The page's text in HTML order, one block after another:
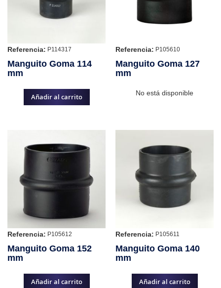
Referencia: P114317
Manguito Goma 114
mm
Añadir al carrito
Referencia: P105610
Manguito Goma 127
mm
No está disponible
Referencia: P105612
Manguito Goma 152
mm
Añadir al carrito
Referencia: P105611
Manguito Goma 140
mm
Añadir al carrito